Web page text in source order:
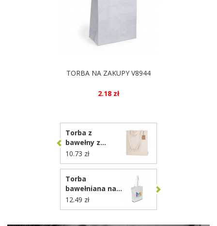
TORBA NA ZAKUPY V8944
2.18 zł
Torba z
bawełny z
recyklingu na
zakupy VA286
10.73 zł
Torba
bawełniana na
zakupy | Ornell
VA088
12.49 zł